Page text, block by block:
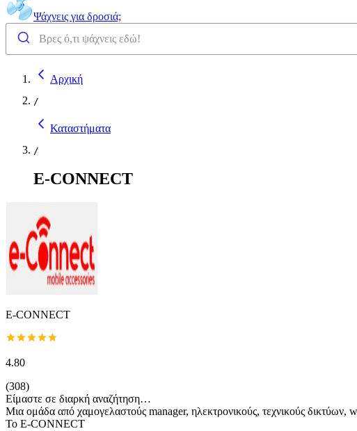
Ψάχνεις για δροσιά;
Αρχική
/
Καταστήματα
/
E-CONNECT
E-CONNECT
4.80
(308)
Είμαστε σε διαρκή αναζήτηση…
Μια ομάδα από χαμογελαστούς manager, ηλεκτρονικoύς, τεχνικούς δικτύων,
Το E-CONNECT